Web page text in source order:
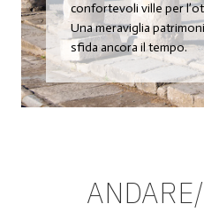
confortevoli ville per
Una meraviglia
sfida ancora il tempo.